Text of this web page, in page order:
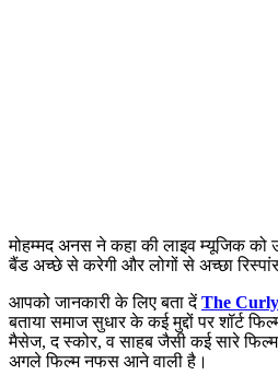
मोहम्मद अनस ने कहा की लाइव म्यूजिक को
बैंड अच्छे से करेगी और लोगों से अच्छा
आपको जानकारी के लिए बता देंThe
बताया समाज सुधार के कई मुद्दों पर शॉर्ट
मैसेज, द स्कोर, व साहब जैसी कई सारे
अगले फिल्म नफस आने वाली है।